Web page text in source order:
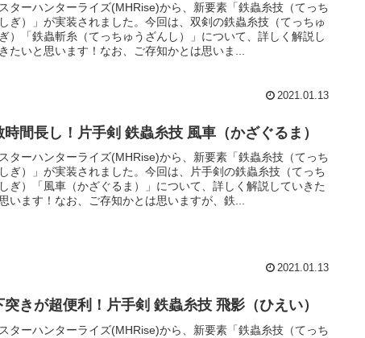
ターハンターライズ(MHRise)から、新要素「鉄蟲糸技（てっち
ぎ）」が実装されました。今回は、双剣の鉄蟲糸技（てっちゅ
）「鉄蟲斬糸（てっちゅうざんし）」について、詳しく解説し
たいと思います！なお、ご存知かとは思いま...
2021.01.13
時間長し！片手剣 鉄蟲糸技 風車（かざぐるま）
ターハンターライズ(MHRise)から、新要素「鉄蟲糸技（てっち
ぎ）」が実装されました。今回は、片手剣の鉄蟲糸技（てっち
ぎ）「風車（かざぐるま）」について、詳しく解説していきた
います！なお、ご存知かとは思いますが、鉄...
2021.01.13
突きが超便利！片手剣 鉄蟲糸技 飛影（ひえい）
ターハンターライズ(MHRise)から、新要素「鉄蟲糸技（てっち